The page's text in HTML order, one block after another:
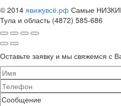
© 2014 явижувсё.рф Самые
Тула и область (4872) 585-686
Оставьте заявку и мы свяжемся с